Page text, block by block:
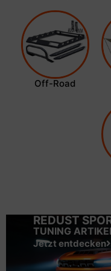
Off-Road
REDUST
TUNING
Jetzt entdecken